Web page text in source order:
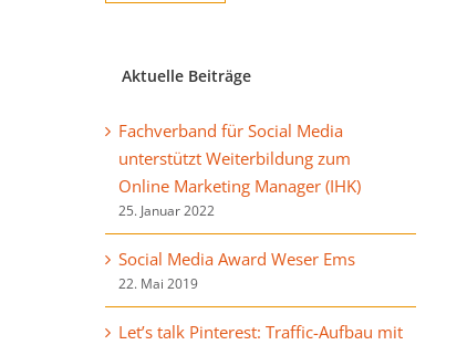
Aktuelle Beiträge
Fachverband für Social Media
unterstützt Weiterbildung zum
Online Marketing Manager (IHK)
25. Januar 2022
Social Media Award Weser Ems
22. Mai 2019
Let’s talk Pinterest: Traffic-Aufbau mit